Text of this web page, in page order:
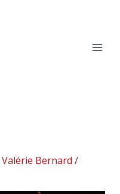
Valérie Bernard /